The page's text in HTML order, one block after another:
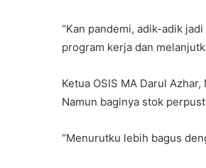
“Kan pandemi, adik-adik
program kerja dan
Ketua OSIS MA Darul
Namun baginya stok
“Menurutku lebih bagus